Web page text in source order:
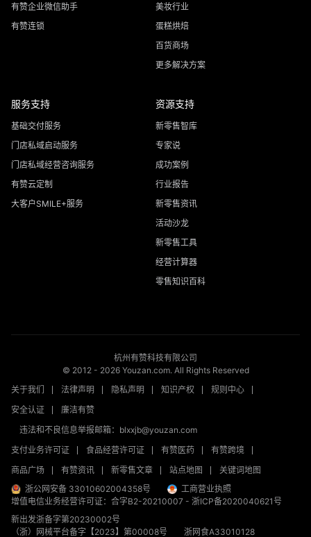
有赞企业微信助手
有赞连锁
美妆行业
蛋糕烘焙
百货商场
更多解决方案
服务支持
基础交付服务
门店私域启动服务
门店私域经营咨询服务
有赞云定制
大客户SMILE+服务
资源支持
新零售智库
专家说
成功案例
行业报告
新零售资讯
活动沙龙
新零售工具
经营计算器
零售知识百科
杭州有赞科技有限公司
© 2012 - 2026Youzan.com. All Rights Reserved
关于我们
法律声明 隐私声明 知识产权
规则中心
安全认证
廉洁有赞
违法和不良信息举报邮箱：blxxjb@youzan.com
支付业务许可证
食品经营许可证 有赞医药
有赞跨境
商品广场
有赞资讯 新零售文章 站点地图
关键词地图
浙公网安备 33010602004358号
工商营业执照
增值电信业务经营许可证：合字B2-20210007 - 浙ICP备2020040621号
新出发浙备字第20230002号
（浙）网械平台备字【2023】第00008号
浙网食A33010128